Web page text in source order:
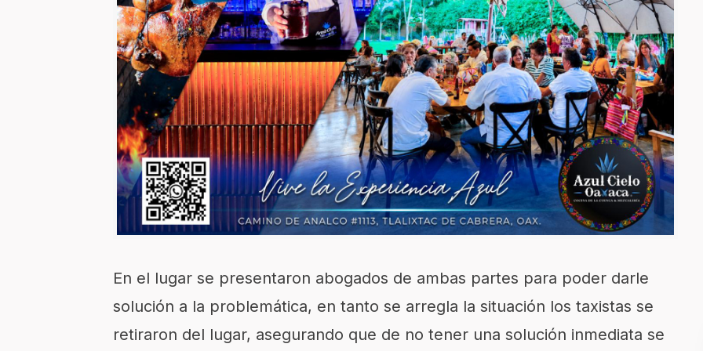
En el lugar se presentaron abogados de ambas partes para poder darle
solución a la problemática, en tanto se arregla la situación los taxistas se
retiraron del lugar, asegurando que de no tener una solución inmediata se